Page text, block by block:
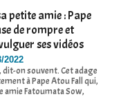
petite amie : Pape
de rompre et
ses vidéos
2022
dit-on souvent. Cet adage
à Pape Atou Fall qui,
amie Fatoumata Sow,